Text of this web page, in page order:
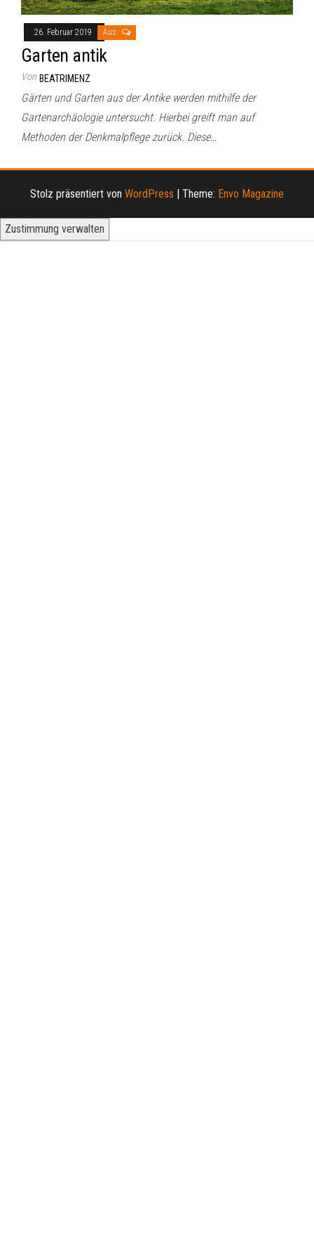
26. Februar 2019 Aus
Garten antik
Von BEATRIMENZ
Gärten und Garten aus der Antike werden mithilfe der
Gartenarchäologie untersucht. Hierbei greift man auf
Methoden der Denkmalpflege zurück. Diese…
Stolz präsentiert von WordPress Theme: Envo Magazine
Zustimmung verwalten